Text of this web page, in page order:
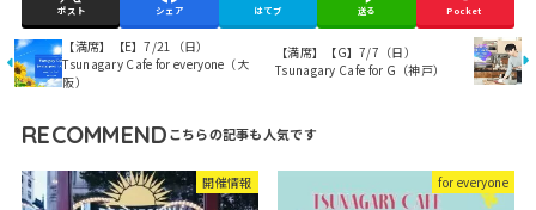
ポスト シェア はてブ 送る Pocket
【満席】【E】7/21（日）
Tsunagary Cafe for everyone（大
阪）
【満席】【G】7/7（日）
Tsunagary Cafe for G（神戸）
RECOMMEND
開催情報 for everyone